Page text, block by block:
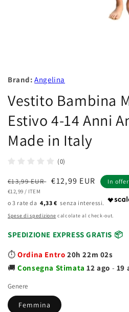
Brand: Angelina
Vestito Bambina
Estivo 4-14 Anni
Made in Italy
(0)
Prezzo
di
listino
€13,99 EUR Prezzo
€12,99 EUR
PREZZO
€12,99 / PER
ITEM
In
4,33 €
Spese di spedizione calcolate al check-out.
SPEDIZIONE EXPRESS GRATIS 📦
⏱️Ordina Entro 20h 22m 01s
🚚Consegna Stimata12 ago - 19
Genere
Femmina